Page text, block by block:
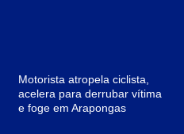
Motorista atropela ciclista,
acelera para derrubar vítima
e foge em Arapongas